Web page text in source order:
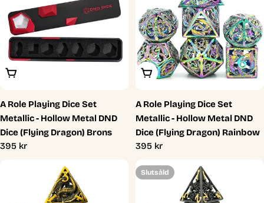
Lägg I Varukorg
A Role Playing Dice Set
Metallic - Hollow Metal DND
Dice (Flying Dragon) Brons
Ordinarie
395 kr
Lägg I Varukorg
A Role Playing Dice Set
Metallic - Hollow Metal DND
Dice (Flying Dragon) Rainbow
Ordinarie
395 kr
Slutsåld